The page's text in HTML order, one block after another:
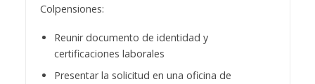
Colpensiones:
Reunir documento de identidad y
certificaciones laborales
Presentar la solicitud en una oficina de